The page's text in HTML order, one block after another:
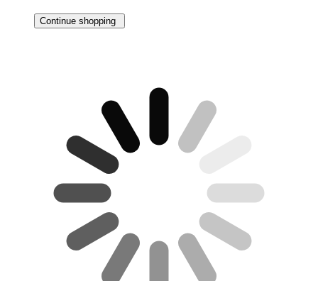
Continue shopping